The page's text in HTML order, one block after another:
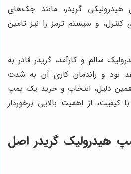
هیدرولیکی گریدر، مانند جک‌های
کنترل، و سیستم ترمز را نیز تامین
سالم و کارآمد، گریدر قادر به
بود و راندمان کاری آن به شدت
دلیل، انتخاب و خرید یک پمپ
کیفیت، از اهمیت بالایی برخوردار
هیدرولیک گریدر اصل